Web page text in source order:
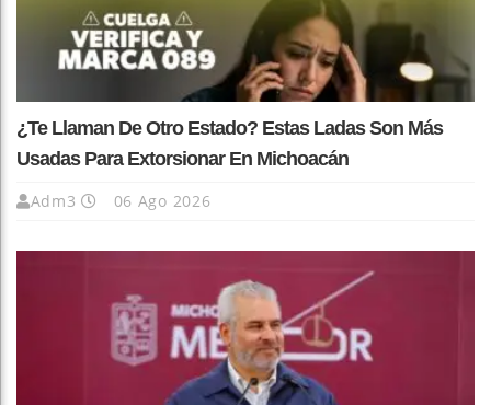
¿Te Llaman De Otro Estado? Estas Ladas Son Más
Usadas Para Extorsionar En Michoacán
Adm3 06 Ago 2026